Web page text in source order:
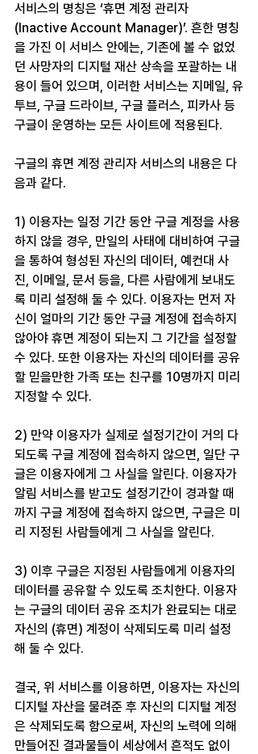
서비스의 명칭은 ‘휴면 계정 관리자
(Inactive Account Manager)’. 흔한 명칭
을 가진 이 서비스 안에는, 기존에 볼 수 없었
던 사망자의 디지털 재산 상속을 포괄하는 내
용이 들어 있으며, 이러한 서비스는 지메일, 유
투브, 구글 드라이브, 구글 플러스, 피카사 등
구글이 운영하는 모든 사이트에 적용된다.
구글의 휴면 계정 관리자 서비스의 내용은 다
음과 같다.
1) 이용자는 일정 기간 동안 구글 계정을 사용
하지 않을 경우, 만일의 사태에 대비하여 구글
을 통하여 형성된 자신의 데이터, 예컨대 사
진, 이메일, 문서 등을, 다른 사람에게 보내도
록 미리 설정해 둘 수 있다. 이용자는 먼저 자
신이 얼마의 기간 동안 구글 계정에 접속하지
않아야 휴면 계정이 되는지 그 기간을 설정할
수 있다. 또한 이용자는 자신의 데이터를 공유
할 믿을만한 가족 또는 친구를 10명까지 미리
지정할 수 있다.
2) 만약 이용자가 실제로 설정기간이 거의 다
되도록 구글 계정에 접속하지 않으면, 일단 구
글은 이용자에게 그 사실을 알린다. 이용자가
알림 서비스를 받고도 설정기간이 경과할 때
까지 구글 계정에 접속하지 않으면, 구글은 미
리 지정된 사람들에게 그 사실을 알린다.
3) 이후 구글은 지정된 사람들에게 이용자의
데이터를 공유할 수 있도록 조치한다. 이용자
는 구글의 데이터 공유 조치가 완료되는 대로
자신의 (휴면) 계정이 삭제되도록 미리 설정
해 둘 수 있다.
결국, 위 서비스를 이용하면, 이용자는 자신의
디지털 자산을 물려준 후 자신의 디지털 계정
은 삭제되도록 함으로써, 자신의 노력에 의해
만들어진 결과물들이 세상에서 흔적도 없이